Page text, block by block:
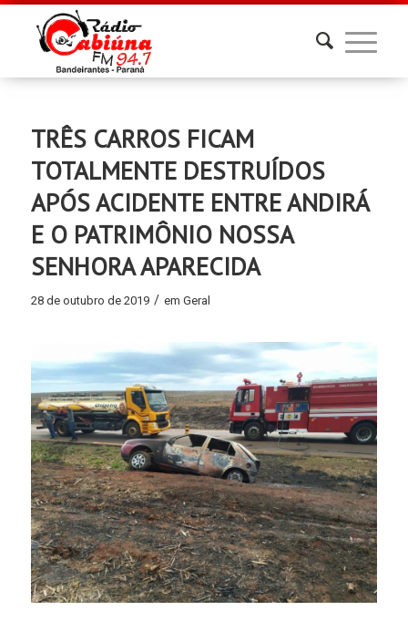
TRÊS CARROS FICAM
TOTALMENTE DESTRUÍDOS
APÓS ACIDENTE ENTRE ANDIRÁ
E O PATRIMÔNIO NOSSA
SENHORA APARECIDA
28 de outubro de 2019 / em Geral